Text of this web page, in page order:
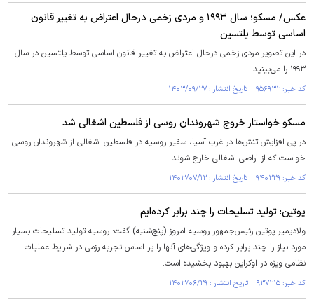
‏عکس/ مسکو؛ سال ۱۹۹۳ و مردی زخمی درحال اعتراض به تغییر قانون
اساسی توسط یلتسین
در این تصویر مردی زخمی درحال اعتراض به تغییر قانون اساسی توسط یلتسین در سال
۱۹۹۳ را می‌بینید.
کد خبر: ۹۵۶۹۳۲ تاریخ انتشار : ۱۴۰۳/۰۹/۲۷
مسکو خواستار خروج شهروندان روسی از فلسطین اشغالی شد
در پی افزایش تنش‌ها در غرب آسیا، سفیر روسیه در فلسطین اشغالی از شهروندان روسی
خواست که از اراضی اشغالی خارج شوند.
کد خبر: ۹۴۰۲۲۹ تاریخ انتشار : ۱۴۰۳/۰۷/۱۲
پوتین: تولید تسلیحات را چند برابر کرده‌ایم
ولادیمیر پوتین رئیس‌جمهور روسیه امروز (پنج‌شنبه) گفت: روسیه تولید تسلیحات بسیار
مورد نیاز را چند برابر کرده و ویژگی‌های آنها را بر اساس تجربه رزمی در شرایط عملیات
نظامی ویژه در اوکراین بهبود بخشیده است.
کد خبر: ۹۳۷۲۱۵ تاریخ انتشار : ۱۴۰۳/۰۶/۲۹